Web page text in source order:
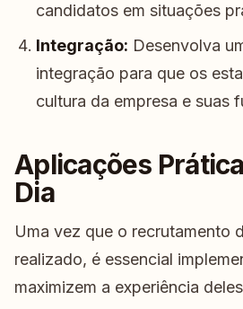
candidatos em situações
Integração: Desenvolva
integração para que os
cultura da empresa e suas
Aplicações
Dia
Uma vez que o recrutamento
realizado, é essencial
maximizem a experiência